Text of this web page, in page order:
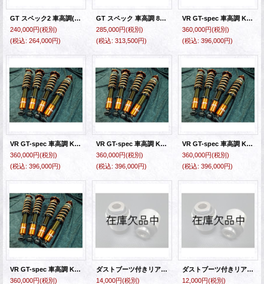
GT スペック2 車高調(フロント正立式) 86&BRZ
240,000円(税別)
(税込: 264,000円)
GT スペック 車高調 86&BRZ
285,000円(税別)
(税込: 313,500円)
VR GT-spec 車高調 Kit クラウンGRS18系20系、GSE20系、USE20、GRX13系
360,000円(税別)
(税込: 396,000円)
VR GT-spec 車高調 Kit クラウン・クラウンエステート JZS171(W) セミオーダー
360,000円(税別)
(税込: 396,000円)
VR GT-spec 車高調 Kit アリスト JZS161 セミオーダー
360,000円(税別)
(税込: 396,000円)
VR GT-spec 車高調 Kit スープラ JZA80 セミオーダー
360,000円(税別)
(税込: 396,000円)
VR GT-spec 車高調 Kit マークII・チェイサー・クレスタ・ヴェロッサ・マークII ブリット セミオーダー
360,000円(税別)
ダストブーツ付きリアピロブッシュ（JZX110＆JZS171＆JZS161＆SXE10）
14,000円(税別)
ダストブーツ付きリアピロブッシュ（JZX90&JZX100）
12,000円(税別)